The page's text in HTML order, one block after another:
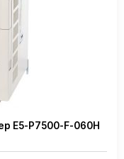
Е5-Р7500-F-060Н